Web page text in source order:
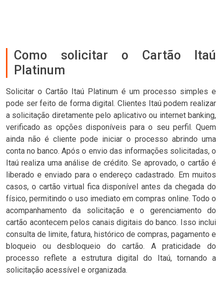
Como solicitar o Cartão Itaú
Platinum
Solicitar o Cartão Itaú Platinum é um processo simples e
pode ser feito de forma digital. Clientes Itaú podem realizar
a solicitação diretamente pelo aplicativo ou internet banking,
verificado as opções disponíveis para o seu perfil. Quem
ainda não é cliente pode iniciar o processo abrindo uma
conta no banco. Após o envio das informações solicitadas, o
Itaú realiza uma análise de crédito. Se aprovado, o cartão é
liberado e enviado para o endereço cadastrado. Em muitos
casos, o cartão virtual fica disponível antes da chegada do
físico, permitindo o uso imediato em compras online. Todo o
acompanhamento da solicitação e o gerenciamento do
cartão acontecem pelos canais digitais do banco. Isso inclui
consulta de limite, fatura, histórico de compras, pagamento e
bloqueio ou desbloqueio do cartão. A praticidade do
processo reflete a estrutura digital do Itaú, tornando a
solicitação acessível e organizada.